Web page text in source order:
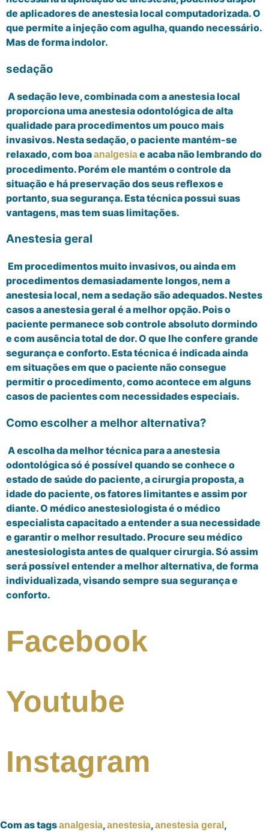
de aplicadores de anestesia local computadorizada. O
que permite a injeção com agulha, quando necessário.
Mas de forma indolor.
sedação
A sedação leve, combinada com a anestesia local
proporciona uma anestesia odontológica de alta
qualidade para procedimentos um pouco mais
invasivos. Nesta sedação, o paciente mantém-se
relaxado, com boaanalgesiae acaba não lembrando do
procedimento. Porém ele mantém o controle da
situação e há preservação dos seus reflexos e
portanto, sua segurança. Esta técnica possui suas
vantagens, mas tem suas limitações.
Anestesia geral
Em procedimentos muito invasivos, ou ainda em
procedimentos demasiadamente longos, nem a
anestesia local, nem a sedação são adequados. Nestes
casos a anestesia geral é a melhor opção. Pois o
paciente permanece sob controle absoluto dormindo
e com ausência total de dor. O que lhe confere grande
segurança e conforto. Esta técnica é indicada ainda
em situações em que o paciente não consegue
permitir o procedimento, como acontece em alguns
casos de pacientes com necessidades especiais.
Como escolher a melhor alternativa?
A escolha da melhor técnica para a anestesia
odontológica só é possível quando se conhece o
estado de saúde do paciente, a cirurgia proposta, a
idade do paciente, os fatores limitantes e assim por
diante. O médico anestesiologista é o médico
especialista capacitado a entender a sua necessidade
e garantir o melhor resultado. Procure seu médico
anestesiologista antes de qualquer cirurgia. Só assim
será possível entender a melhor alternativa, de forma
individualizada, visando sempre sua segurança e
conforto.
Facebook
Youtube
Instagram
Com as tagsanalgesia,anestesia,anestesia geral ,